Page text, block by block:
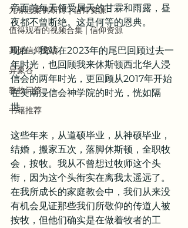
九标志案例研讨 | 信仰资源
值得观看的视频合集 | 信仰资源
其他信仰资源
异象谷
教牧问答
书籍推荐
帝面前每天领受属天的甘霖和雨露，昼
夜都不曾断绝。这是何等的恩典。
现在，我站在2023年的尾巴回顾过去一
年时光，也回顾我来休斯顿西北华人浸
信会的两年时光，更回顾从2017年开始
在美南浸信会神学院的时光，恍如隔
世。
这些年来，从道硕毕业，从神硕毕业，
结婚，搬家五次，落脚休斯顿，全职牧
会，按牧。我从不曾想过牧师这个头
衔，因为这个头衔实在离我太遥远了。
在我所成长的家庭教会中，我们从来没
有机会见证那些我们所敬仰的传道人被
按牧，但他们确实是在做着牧者的工